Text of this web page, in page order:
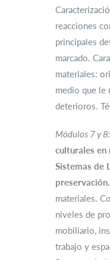
reacciones
principales
marcado.
materiales:
medio que le
deterioros.
Módulos 7 y 8:
culturales en
Sistemas de
preservación.
materiales.
niveles de
mobiliario,
trabajo y